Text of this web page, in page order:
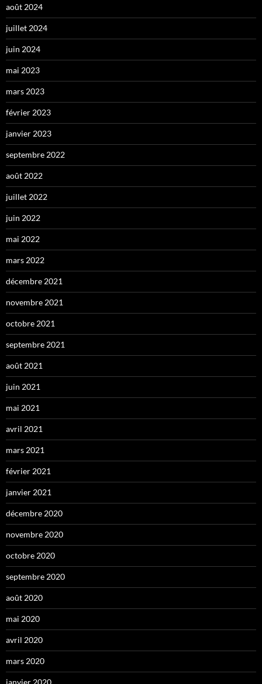
août 2024
juillet 2024
juin 2024
mai 2023
mars 2023
février 2023
janvier 2023
septembre 2022
août 2022
juillet 2022
juin 2022
mai 2022
mars 2022
décembre 2021
novembre 2021
octobre 2021
septembre 2021
août 2021
juin 2021
mai 2021
avril 2021
mars 2021
février 2021
janvier 2021
décembre 2020
novembre 2020
octobre 2020
septembre 2020
août 2020
mai 2020
avril 2020
mars 2020
janvier 2020